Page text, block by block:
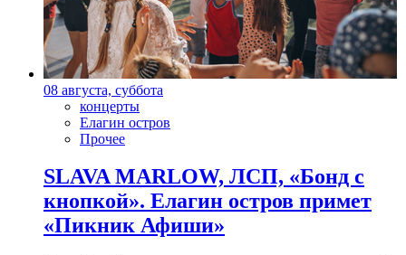
08 августа, суббота
концерты
Елагин остров
Прочее
SLAVA MARLOW, ЛСП, «Бонд с
кнопкой». Елагин остров примет
«Пикник Афиши»